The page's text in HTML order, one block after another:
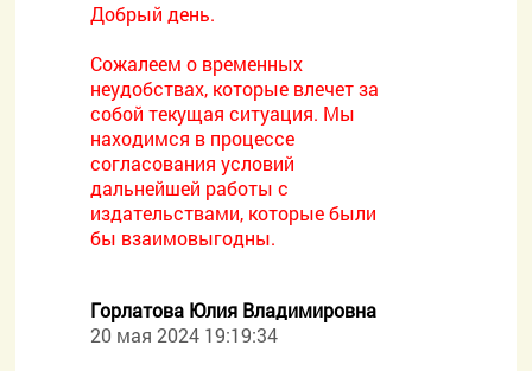
Добрый день.
Сожалеем о временных
неудобствах, которые влечет за
собой текущая ситуация. Мы
находимся в процессе
согласования условий
дальнейшей работы с
издательствами, которые были
бы взаимовыгодны.
Горлатова Юлия Владимировна
20 мая 2024 19:19:34